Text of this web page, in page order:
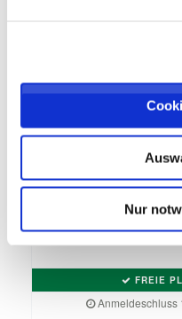
Nur
dienstags,
SV
18.08.2026
FREIE
Anmeldeschluss